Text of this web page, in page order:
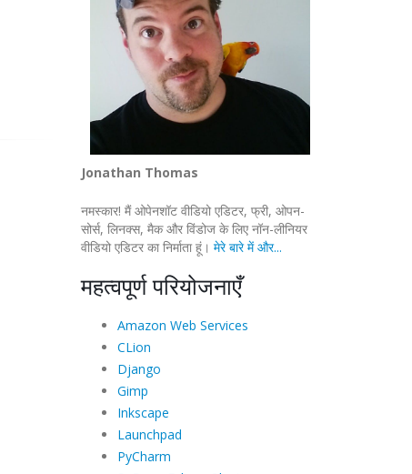
Jonathan Thomas
नमस्कार! मैं ओपेनशॉट वीडियो एडिटर, फ्री, ओपन-
सोर्स, लिनक्स, मैक और विंडोज के लिए नॉन-लीनियर
वीडियो एडिटर का निर्माता हूं। मेरे बारे में और...
महत्वपूर्ण परियोजनाएँ
Amazon Web Services
CLion
Django
Gimp
Inkscape
Launchpad
PyCharm